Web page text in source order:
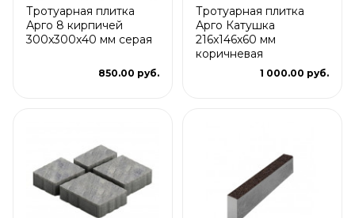
Тротуарная плитка
Арго 8 кирпичей
300x300x40 мм серая
850.00 руб.
Тротуарная плитка
Арго Катушка
216x146x60 мм
коричневая
1 000.00 руб.